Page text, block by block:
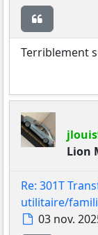
Terriblement
Lion
Re: 301T
utilitaire/
Message
03 nov.